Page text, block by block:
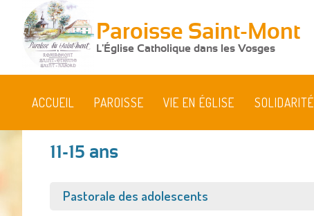
Paroisse Saint-Mont
L'Église Catholique dans les Vosges
ACCUEIL PAROISSE VIE EN ÉGLISE SOLIDARITÉ
11-15 ans
Afficher
Pastorale des adolescents